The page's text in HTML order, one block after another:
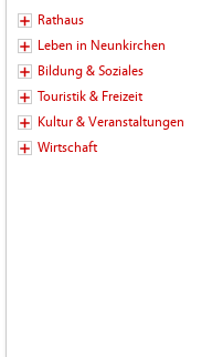
Rathaus
Leben in Neunkirchen
Bildung & Soziales
Touristik & Freizeit
Kultur & Veranstaltungen
Wirtschaft